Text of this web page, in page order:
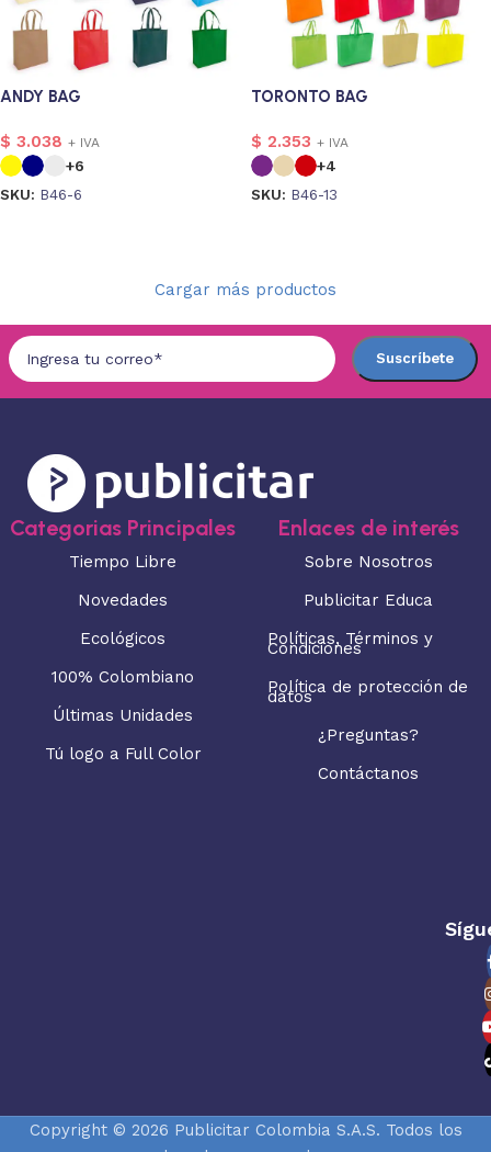
ANDY BAG
$ 3.038 + IVA
+6
SKU: B46-6
TORONTO BAG
$ 2.353 + IVA
+4
SKU: B46-13
Cargar más productos
Categorias Principales
Tiempo Libre
Novedades
Ecológicos
100% Colombiano
Últimas Unidades
Tú logo a Full Color
Enlaces de interés
Sobre Nosotros
Publicitar Educa
Políticas, Términos y
Condiciones
Política de protección de
datos
¿Preguntas?
Contáctanos
Copyright © 2026 Publicitar Colombia S.A.S. Todos los